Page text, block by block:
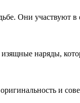
Они участвуют
изящные наряды,
и